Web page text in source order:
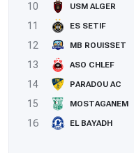
10
USM ALGER
11
ES SETIF
12
MB ROUISSET
13
ASO CHLEF
14
PARADOU AC
15
MOSTAGANEM
16
EL BAYADH